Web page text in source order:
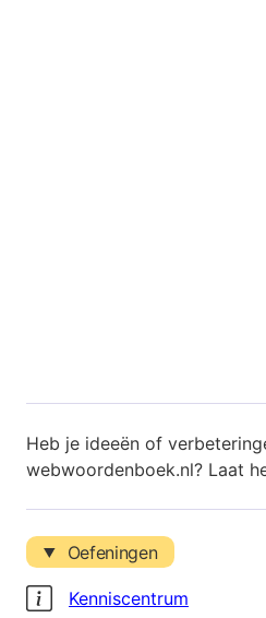
Heb je ideeën of
webwoordenboek.nl? Laat
Oefeningen
Kenniscentrum